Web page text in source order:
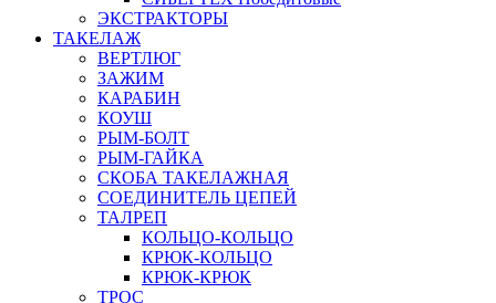
ЭКСТРАКТОРЫ
ТАКЕЛАЖ
ВЕРТЛЮГ
ЗАЖИМ
КАРАБИН
КОУШ
РЫМ-БОЛТ
РЫМ-ГАЙКА
СКОБА ТАКЕЛАЖНАЯ
СОЕДИНИТЕЛЬ ЦЕПЕЙ
ТАЛРЕП
КОЛЬЦО-КОЛЬЦО
КРЮК-КОЛЬЦО
КРЮК-КРЮК
ТРОС